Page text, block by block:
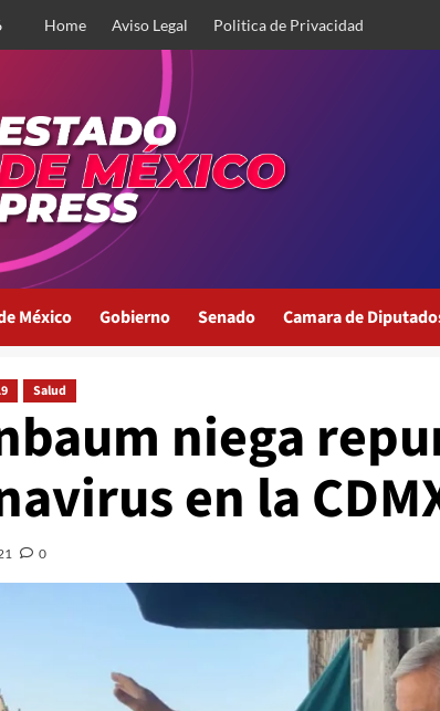
Home Aviso Legal Politica de Privacidad
México Gobierno Senado Camara de
Salud
niega
en la
0